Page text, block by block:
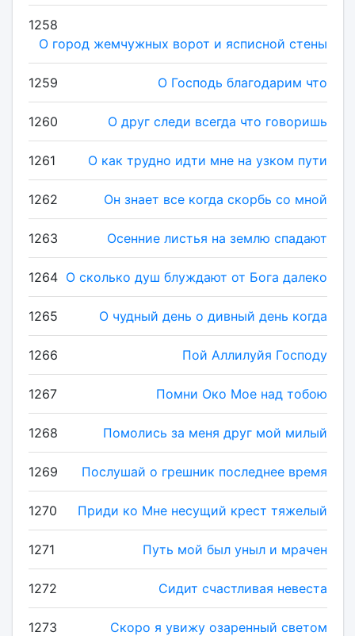
1258
О город жемчужных ворот и ясписной стены
1259 О Господь благодарим что
1260 О друг следи всегда что говоришь
1261 О как трудно идти мне на узком пути
1262 Он знает все когда скорбь со мной
1263 Осенние листья на землю спадают
1264 О сколько душ блуждают от Бога далеко
1265 О чудный день о дивный день когда
1266 Пой Аллилуйя Господу
1267 Помни Око Мое над тобою
1268 Помолись за меня друг мой милый
1269 Послушай о грешник последнее время
1270 Приди ко Мне несущий крест тяжелый
1271 Путь мой был уныл и мрачен
1272 Сидит счастливая невеста
1273 Скоро я увижу озаренный светом